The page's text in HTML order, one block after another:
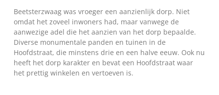
Beetsterzwaag was vroeger een aanzienlijk dorp. Niet
omdat het zoveel inwoners had, maar vanwege de
aanwezige adel die het aanzien van het dorp bepaalde.
Diverse monumentale panden en tuinen in de
Hoofdstraat, die minstens drie en een halve eeuw. Ook nu
heeft het dorp karakter en bevat een Hoofdstraat waar
het prettig winkelen en vertoeven is.